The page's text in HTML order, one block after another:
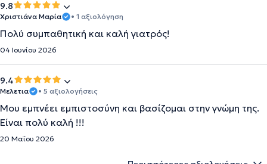
9.8
Χριστιάνα Μαρία • 1 αξιολόγηση
Πολύ συμπαθητική και καλή γιατρός!
04 Ιουνίου 2026
9.4
Μελετια • 5 αξιολογήσεις
Μου εμπνέει εμπιστοσύνη και βασίζομαι στην γνώμη της.
Είναι πολύ καλή !!!
20 Μαΐου 2026